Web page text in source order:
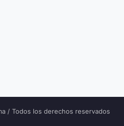
/ Todos los derechos reservados